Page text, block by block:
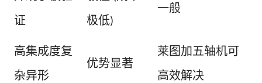
证
极低)
一般
高集成度复
杂异形
优势显著
莱图加五轴机可
高效解决